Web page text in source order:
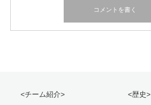
<チーム紹介> <歴史>